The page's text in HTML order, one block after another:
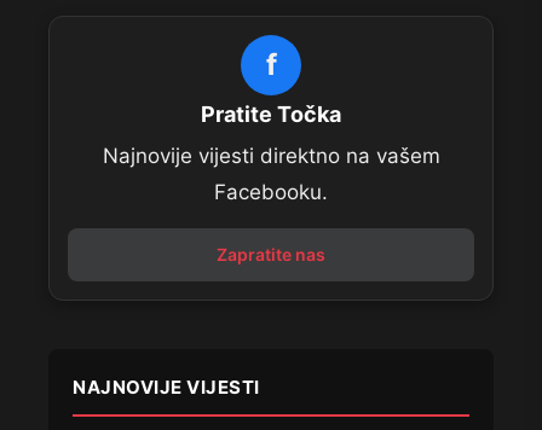
f
Pratite Točka
Najnovije vijesti direktno na vašem
Facebooku.
Zapratite nas
NAJNOVIJE VIJESTI